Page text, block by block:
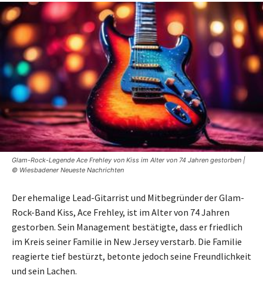
Glam-Rock-Legende Ace Frehley von Kiss im Alter von 74 Jahren gestorben |
© Wiesbadener Neueste Nachrichten
Der ehemalige Lead-Gitarrist und Mitbegründer der Glam-
Rock-Band Kiss, Ace Frehley, ist im Alter von 74 Jahren
gestorben. Sein Management bestätigte, dass er friedlich
im Kreis seiner Familie in New Jersey verstarb. Die Familie
reagierte tief bestürzt, betonte jedoch seine Freundlichkeit
und sein Lachen.